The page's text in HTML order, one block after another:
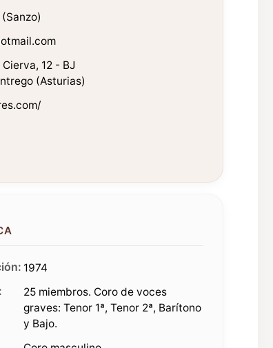
12 - BJ
(Asturias)
1974
25 miembros. Coro de voces
graves: Tenor 1ª, Tenor 2ª, Barítono
y Bajo.